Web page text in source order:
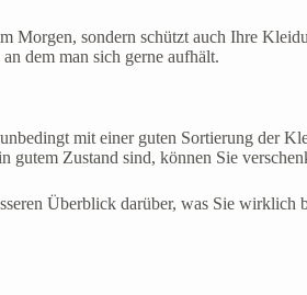
sondern schützt auch Ihre
dem man sich gerne aufhält.
mit einer guten Sortierung der
gutem Zustand sind, können Sie
Überblick darüber, was Sie